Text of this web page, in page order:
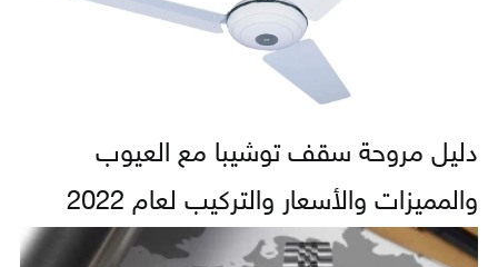
دليل مروحة سقف توشيبا مع العيوب
والمميزات والأسعار والتركيب لعام 2022